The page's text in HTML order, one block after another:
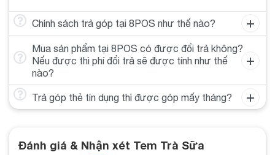
họ rất hài lòng với chất lượng và thiết kế của tem trà
sữa 50x30x30m.
Câu chuyện thành công : Một số cửa hàng đã chia
họ tăng doanh số bán hàng và thu hút nhiều khách hàng
hơn.
15. Kết luận và câu hỏi thường gặp
Chính sách trả góp tại 8POS như thế nào?
Mua sản phẩm tại 8POS có được đổi trả không?
Nếu được thì phí đổi trả sẽ được tính như thế
nào?
Trả góp thẻ tín dụng thì được góp mấy tháng?
Đánh giá & Nhận xét Tem Trà Sữa